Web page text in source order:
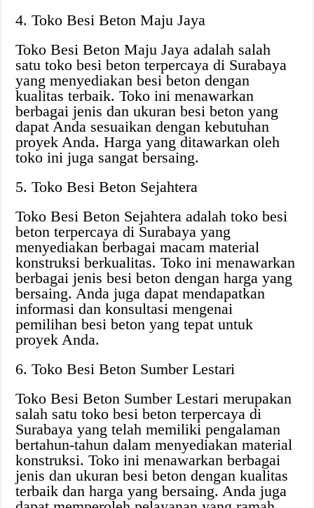
4. Toko Besi Beton Maju Jaya
Toko Besi Beton Maju Jaya adalah salah
satu toko besi beton terpercaya di Surabaya
yang menyediakan besi beton dengan
kualitas terbaik. Toko ini menawarkan
berbagai jenis dan ukuran besi beton yang
dapat Anda sesuaikan dengan kebutuhan
proyek Anda. Harga yang ditawarkan oleh
toko ini juga sangat bersaing.
5. Toko Besi Beton Sejahtera
Toko Besi Beton Sejahtera adalah toko besi
beton terpercaya di Surabaya yang
menyediakan berbagai macam material
konstruksi berkualitas. Toko ini menawarkan
berbagai jenis besi beton dengan harga yang
bersaing. Anda juga dapat mendapatkan
informasi dan konsultasi mengenai
pemilihan besi beton yang tepat untuk
proyek Anda.
6. Toko Besi Beton Sumber Lestari
Toko Besi Beton Sumber Lestari merupakan
salah satu toko besi beton terpercaya di
Surabaya yang telah memiliki pengalaman
bertahun-tahun dalam menyediakan material
konstruksi. Toko ini menawarkan berbagai
jenis dan ukuran besi beton dengan kualitas
terbaik dan harga yang bersaing. Anda juga